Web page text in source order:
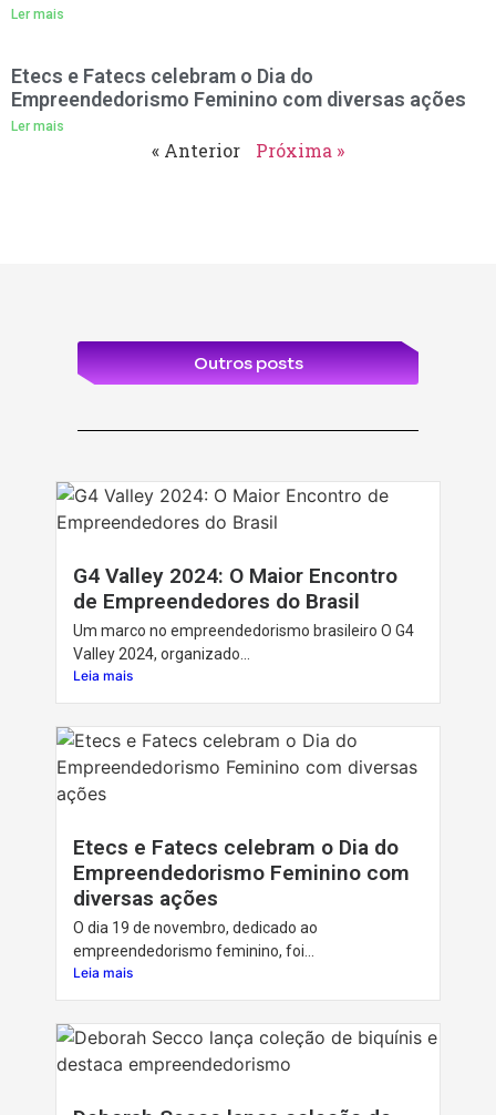
Ler mais
Etecs e Fatecs celebram o Dia do
Empreendedorismo Feminino com diversas ações
Ler mais
« Anterior Próxima »
Outros posts
G4 Valley 2024: O Maior Encontro
de Empreendedores do Brasil
Um marco no empreendedorismo brasileiro O G4
Valley 2024, organizado...
Leia mais
Etecs e Fatecs celebram o Dia do
Empreendedorismo Feminino com
diversas ações
O dia 19 de novembro, dedicado ao
empreendedorismo feminino, foi...
Leia mais